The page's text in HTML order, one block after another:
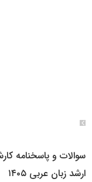
سوالات و پاسخنامه
ارشد زبان عربی ۱۴۰۵